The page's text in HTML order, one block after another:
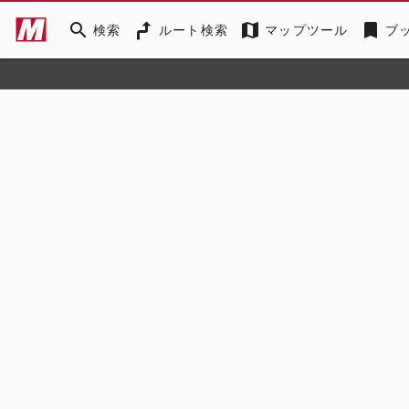
search 検索 ルート検索 map マップツール bookmark ブ